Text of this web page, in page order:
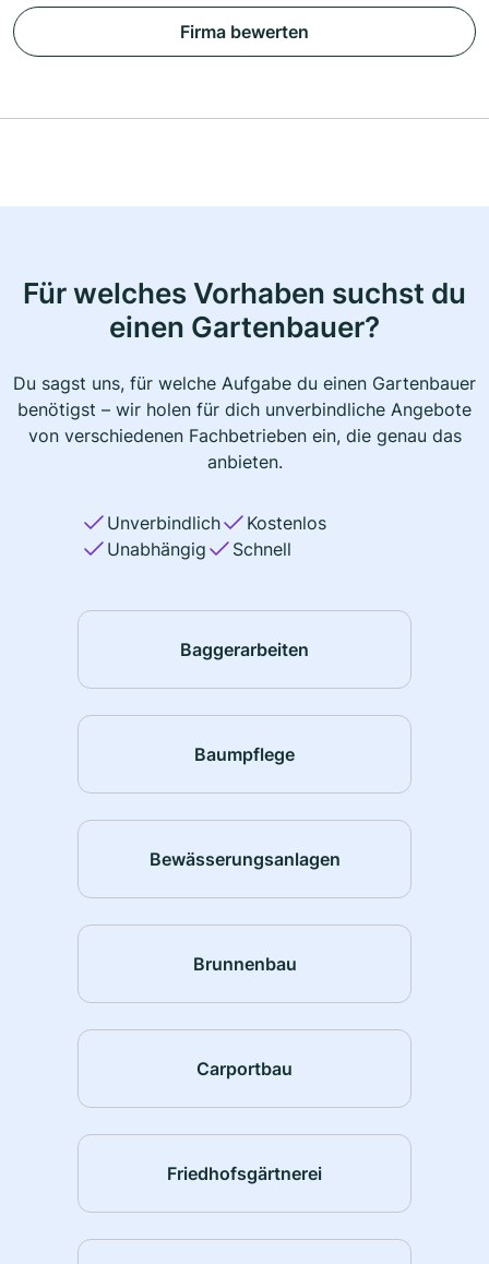
Firma bewerten
Für welches Vorhaben suchst du
einen Gartenbauer?
Du sagst uns, für welche Aufgabe du einen Gartenbauer
benötigst – wir holen für dich unverbindliche Angebote
von verschiedenen Fachbetrieben ein, die genau das
anbieten.
Unverbindlich
Kostenlos
Unabhängig
Schnell
Baggerarbeiten
Baumpflege
Bewässerungsanlagen
Brunnenbau
Carportbau
Friedhofsgärtnerei